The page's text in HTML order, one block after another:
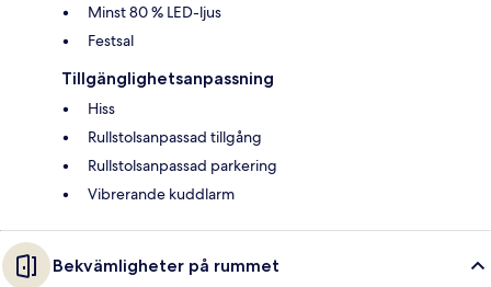
Minst 80 % LED-ljus
Festsal
Tillgänglighetsanpassning
Hiss
Rullstolsanpassad tillgång
Rullstolsanpassad parkering
Vibrerande kuddlarm
Bekvämligheter på rummet